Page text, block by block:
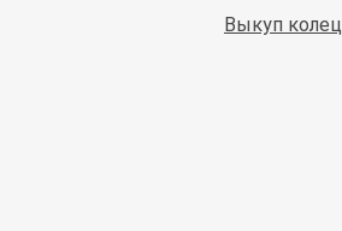
Выкуп колец